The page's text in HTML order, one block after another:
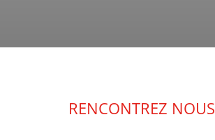
RENCONTREZ NOUS